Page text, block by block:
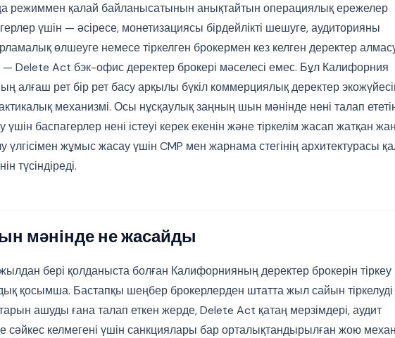
режиммен қалай байланысатынын анықтайтын операциялық ережелер
үшін — әсіресе, монетизациясы бірдейлікті шешуге, аудиторияны
өлшеуге немесе тіркелген брокермен кез келген деректер
— Delete Act бэк-офис деректер брокері мәселесі емес. Бұл Калифорния
алғаш рет бір рет басу арқылы бүкіл коммерциялық деректер
механизмі. Осы нұсқаулық заңның шын мәнінде нені талап
үшін баспагерлер нені істеуі керек екенін және тіркелім жасап жатқан
үлгісімен жұмыс жасау үшін CMP мен жарнама стегінің архитектурасы
түсіндіреді.
мәнінде не жасайды
бері қолданыста болған Калифорнияның деректер брокерін тіркеу
қосымша. Бастапқы шеңбер брокерлерден штатта жыл сайын
ашуды ғана талап еткен жерде, Delete Act қатаң мерзімдері, аудит
сәйкес келмегені үшін санкциялары бар орталықтандырылған жою